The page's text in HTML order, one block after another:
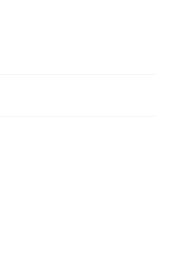
そして当社の「想い」
。
休＝年間120日以上の